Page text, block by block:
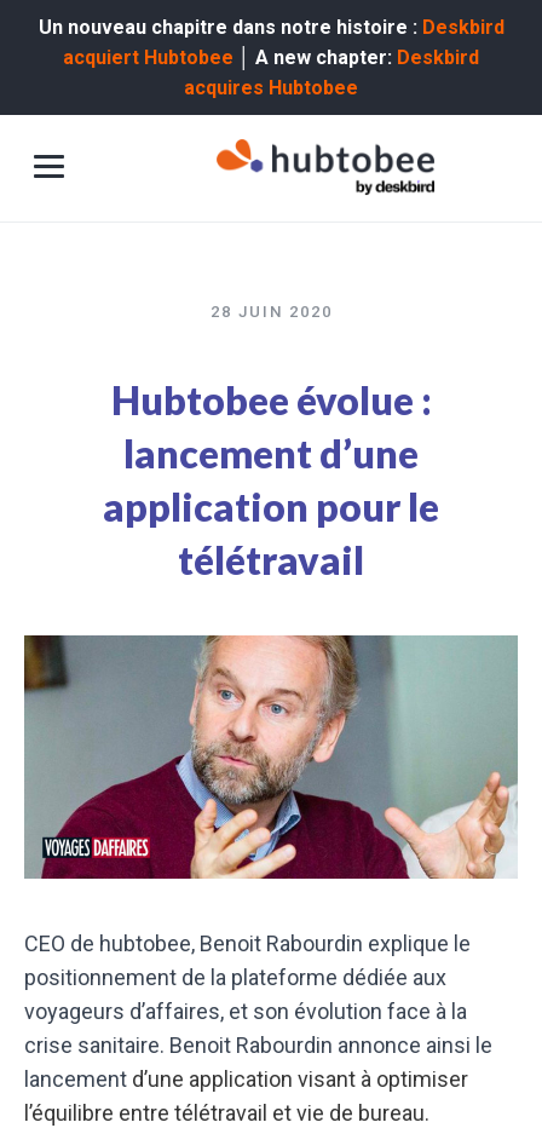
Un nouveau chapitre dans notre histoire : Deskbird
acquiert Hubtobee │ A new chapter: Deskbird
acquires Hubtobee
28 JUIN 2020
Hubtobee évolue :
lancement d’une
application pour le
télétravail
CEO de hubtobee, Benoit Rabourdin explique le
positionnement de la plateforme dédiée aux
voyageurs d’affaires, et son évolution face à la
crise sanitaire. Benoit Rabourdin annonce ainsi le
lancement d’une application visant à optimiser
l’équilibre entre télétravail et vie de bureau.